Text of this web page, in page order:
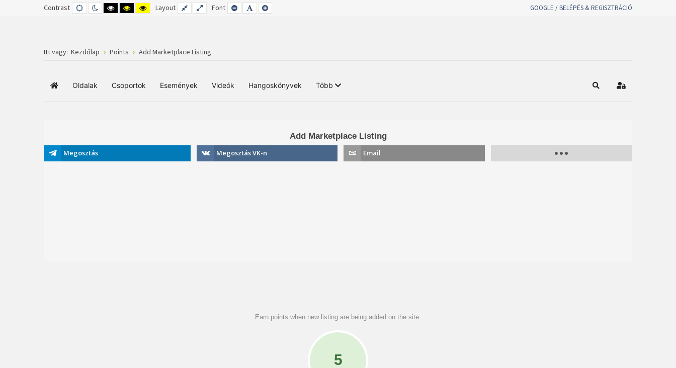
Contrast DEFAULT
MODE
NIGHT
MODE
HIGH
CONTRAST
HIGH
CONTRAST
HIGH
CONTRAST
Layout FIXED
LAYOUT
WIDE
LAYOUT
Font SET
SMALLER
SET
DEFAULT
SET
LARGER
GOOGLE / BELÉPÉS & REGISZTRÁCIÓ
Itt vagy: Kezdőlap Points Add Marketplace Listing
FőoldalOldalak Csoportok Események Videók Hangoskönyvek Több KeresésBejelentkezés
Add Marketplace Listing
Megosztás Megosztás VK-n Email
Earn points when new listing are being added on the site.
5